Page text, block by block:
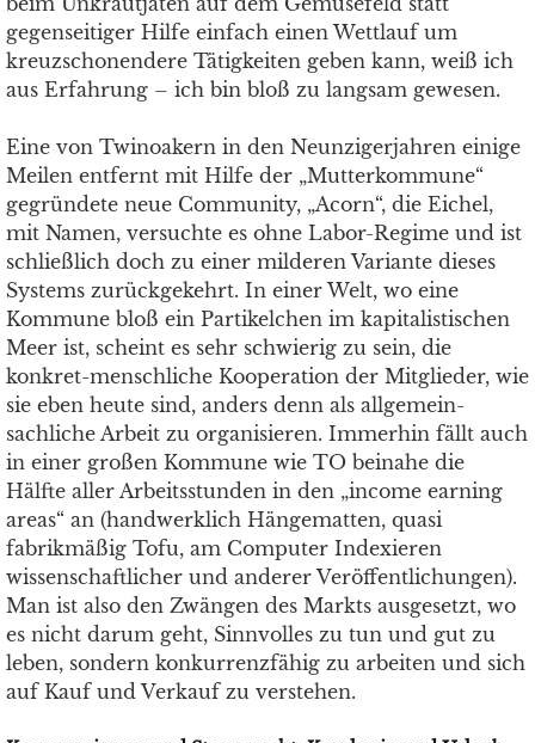
gegenseitiger Hilfe einfach einen Wettlauf um
kreuzschonendere Tätigkeiten geben kann, weiß ich
aus Erfahrung – ich bin bloß zu langsam gewesen.
Eine von Twinoakern in den Neunzigerjahren einige
Meilen entfernt mit Hilfe der „Mutterkommune“
gegründete neue Community, „Acorn“, die Eichel,
mit Namen, versuchte es ohne Labor-Regime und ist
schließlich doch zu einer milderen Variante dieses
Systems zurückgekehrt. In einer Welt, wo eine
Kommune bloß ein Partikelchen im kapitalistischen
Meer ist, scheint es sehr schwierig zu sein, die
konkret-menschliche Kooperation der Mitglieder, wie
sie eben heute sind, anders denn als allgemein-
sachliche Arbeit zu organisieren. Immerhin fällt auch
in einer großen Kommune wie TO beinahe die
Hälfte aller Arbeitsstunden in den „income earning
areas“ an (handwerklich Hängematten, quasi
fabrikmäßig Tofu, am Computer Indexieren
wissenschaftlicher und anderer Veröffentlichungen).
Man ist also den Zwängen des Markts ausgesetzt, wo
es nicht darum geht, Sinnvolles zu tun und gut zu
leben, sondern konkurrenzfähig zu arbeiten und sich
auf Kauf und Verkauf zu verstehen.